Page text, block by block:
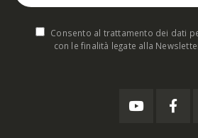
Consento al trattamento dei dati
con le finalità legate alla